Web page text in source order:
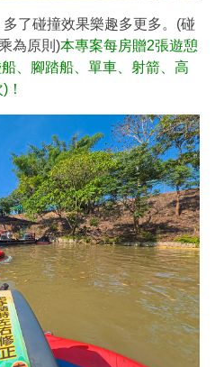
了碰撞效果樂趣多更多。(碰
為原則)本專案每房贈2張遊憩
、腳踏船、單車、射箭、高